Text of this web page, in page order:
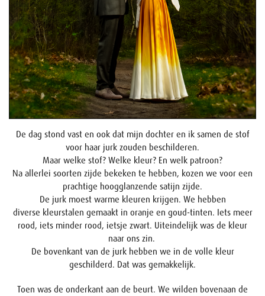
De dag stond vast en ook dat mijn dochter en ik samen de stof
voor haar jurk zouden beschilderen.
Maar welke stof? Welke kleur? En welk patroon?
Na allerlei soorten zijde bekeken te hebben, kozen we voor een
prachtige hoogglanzende satijn zijde.
De jurk moest warme kleuren krijgen. We hebben
diverse kleurstalen gemaakt in oranje en goud-tinten. Iets meer
rood, iets minder rood, ietsje zwart. Uiteindelijk was de kleur
naar ons zin.
De bovenkant van de jurk hebben we in de volle kleur
geschilderd. Dat was gemakkelijk.
Toen was de onderkant aan de beurt. We wilden bovenaan de